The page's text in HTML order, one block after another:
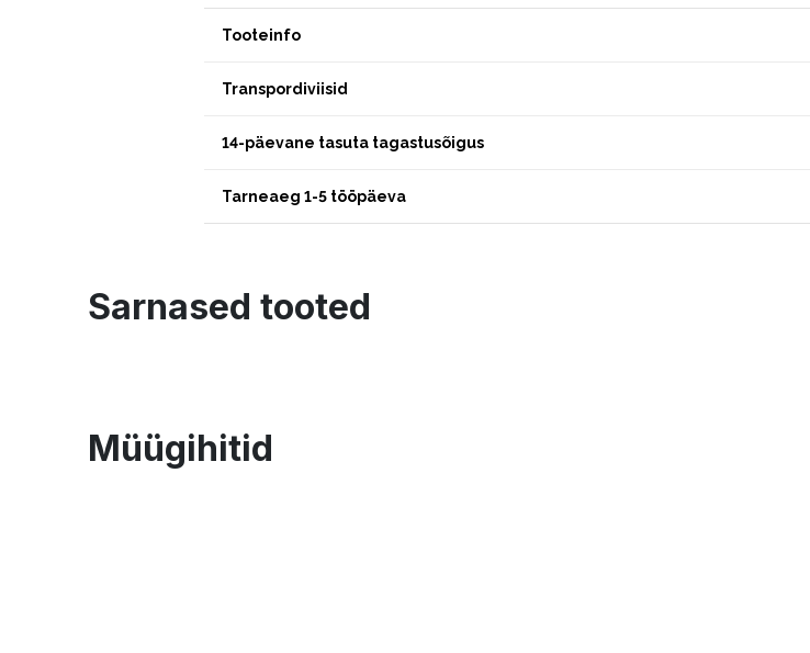
Tooteinfo
Transpordiviisid
14-päevane tasuta tagastusõigus
Tarneaeg 1-5 tööpäeva
Sarnased tooted
Müügihitid